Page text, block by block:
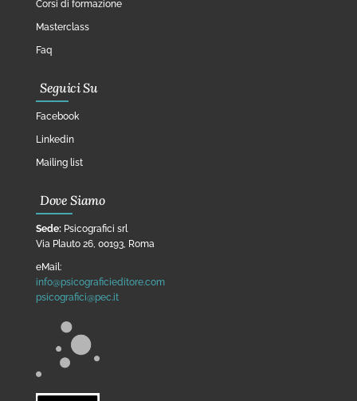
Corsi di formazione
Masterclass
Faq
Seguici Su
Facebook
Linkedin
Mailing list
Dove Siamo
Sede: Psicografici srl
Via Plauto 26, 00193, Roma
eMail:
info@psicograficieditore.com
psicografici@pec.it